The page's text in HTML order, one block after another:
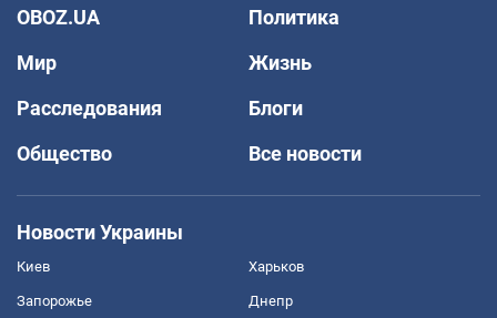
OBOZ.UA
Политика
Мир
Жизнь
Расследования
Блоги
Общество
Все новости
Новости Украины
Киев Харьков
Запорожье Днепр